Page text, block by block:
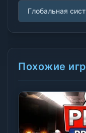
Глобальная
Похожие